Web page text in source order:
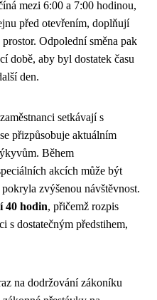
mezi 6:00 a 7:00 hodinou,
před otevřením, doplňují
Odpolední směna pak
době, aby byl dostatek času
den.
setkávají s
přizpůsobuje aktuálním
Během
akcích může být
zvýšenou návštěvnost.
40 hodin, přičemž rozpis
s dostatečným předstihem,
na dodržování zákoníku